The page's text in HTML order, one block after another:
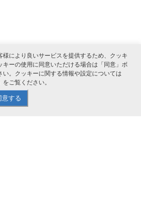
関連サービス
様により良いサービスを提供するため、クッキ
キーの使用に同意いただける場合は「同意」ボ
い。クッキーに関する情報や設定については
をご覧ください。
意する